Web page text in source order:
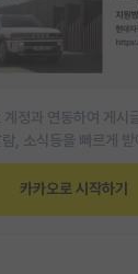
계정과 연동하여 게시
, 소식등을 빠르게 받
카카오로 시작하기